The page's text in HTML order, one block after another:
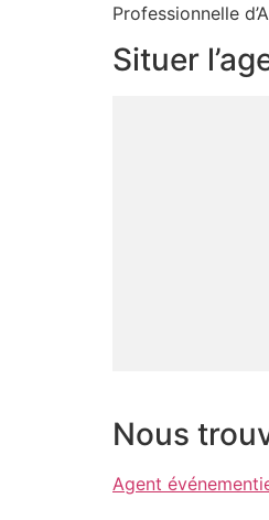
Professionnelle
Situer
Nous
Agent